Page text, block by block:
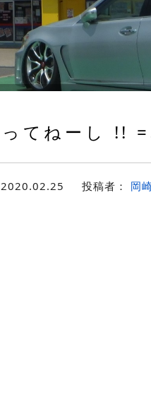
てねーし !!
2020.02.25 投稿者： 岡